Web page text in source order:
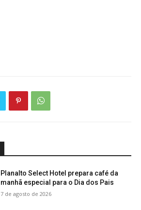
Planalto Select Hotel prepara café da
manhã especial para o Dia dos Pais
7 de agosto de 2026